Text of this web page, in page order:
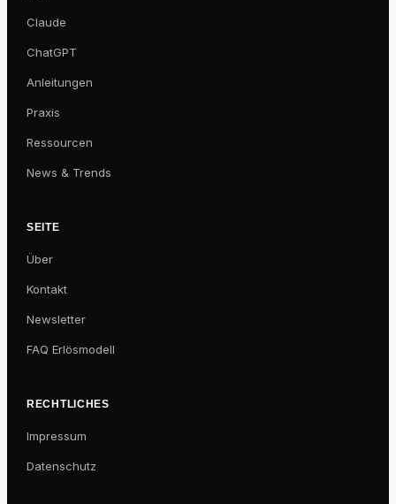
Claude
ChatGPT
Anleitungen
Praxis
Ressourcen
News & Trends
SEITE
Über
Kontakt
Newsletter
FAQ Erlösmodell
RECHTLICHES
Impressum
Datenschutz